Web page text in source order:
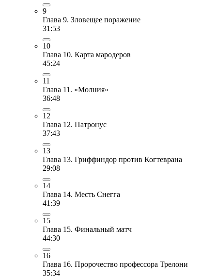
9
Глава 9. Зловещее поражение
31:53
10
Глава 10. Карта мародеров
45:24
11
Глава 11. «Молния»
36:48
12
Глава 12. Патронус
37:43
13
Глава 13. Гриффиндор против Когтеврана
29:08
14
Глава 14. Месть Снегга
41:39
15
Глава 15. Финальный матч
44:30
16
Глава 16. Пророчество профессора Трелони
35:34